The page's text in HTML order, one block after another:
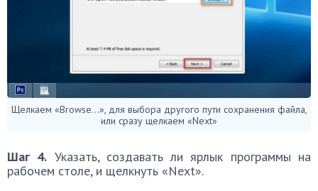
Щелкаем «Browse…», для выбора другого пути сохранения файла,
или сразу щелкаем «Next»
Шаг 4. Указать, создавать ли ярлык программы на
рабочем столе, и щелкнуть «Next».